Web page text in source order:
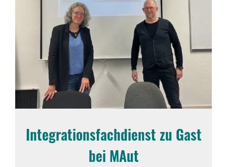
Inte­gra­ti­ons­fach­dienst zu Gast
bei MAut